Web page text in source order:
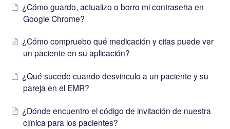
¿Cómo guardo, actualizo o borro mi contraseña en
Google Chrome?
¿Cómo compruebo qué medicación y citas puede ver
un paciente en su aplicación?
¿Qué sucede cuando desvinculo a un paciente y su
pareja en el EMR?
¿Dónde encuentro el código de invitación de nuestra
clínica para los pacientes?